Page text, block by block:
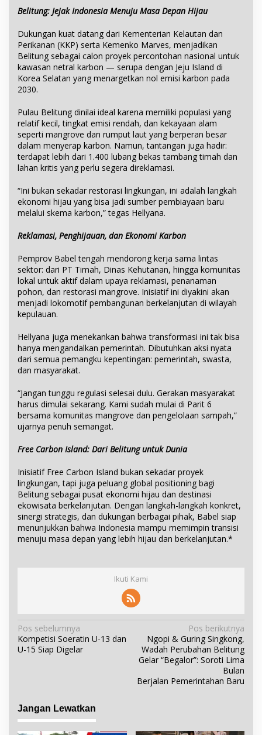
Belitung: Jejak Indonesia Menuju Masa Depan Hijau
Dukungan kuat datang dari Kementerian Kelautan dan
Perikanan (KKP) serta Kemenko Marves, menjadikan
Belitung sebagai calon proyek percontohan nasional untuk
kawasan netral karbon — serupa dengan Jeju Island di
Korea Selatan yang menargetkan nol emisi karbon pada
2030.
Pulau Belitung dinilai ideal karena memiliki populasi yang
relatif kecil, tingkat emisi rendah, dan kekayaan alam
seperti mangrove dan rumput laut yang berperan besar
dalam menyerap karbon. Namun, tantangan juga hadir:
terdapat lebih dari 1.400 lubang bekas tambang timah dan
lahan kritis yang perlu segera direklamasi.
“Ini bukan sekadar restorasi lingkungan, ini adalah langkah
ekonomi hijau yang bisa jadi sumber pembiayaan baru
melalui skema karbon,” tegas Hellyana.
Reklamasi, Penghijauan, dan Ekonomi Karbon
Pemprov Babel tengah mendorong kerja sama lintas
sektor: dari PT Timah, Dinas Kehutanan, hingga komunitas
lokal untuk aktif dalam upaya reklamasi, penanaman
pohon, dan restorasi mangrove. Inisiatif ini diyakini akan
menjadi lokomotif pembangunan berkelanjutan di wilayah
kepulauan.
Hellyana juga menekankan bahwa transformasi ini tak bisa
hanya mengandalkan pemerintah. Dibutuhkan aksi nyata
dari semua pemangku kepentingan: pemerintah, swasta,
dan masyarakat.
“Jangan tunggu regulasi selesai dulu. Gerakan masyarakat
harus dimulai sekarang. Kami sudah mulai di Parit 6
bersama komunitas mangrove dan pengelolaan sampah,”
ujarnya penuh semangat.
Free Carbon Island: Dari Belitung untuk Dunia
Inisiatif Free Carbon Island bukan sekadar proyek
lingkungan, tapi juga peluang global positioning bagi
Belitung sebagai pusat ekonomi hijau dan destinasi
ekowisata berkelanjutan. Dengan langkah-langkah konkret,
sinergi strategis, dan dukungan berbagai pihak, Babel siap
menunjukkan bahwa Indonesia mampu memimpin transisi
menuju masa depan yang lebih hijau dan berkelanjutan.*
Ikuti Kami
N
a
s
i
Pos sebelumnya
Kompetisi Soeratin U-13 dan
U-15 Siap Digelar
Pos berikutnya
Ngopi & Guring Singkong,
Wadah Perubahan Belitung
Gelar “Begalor”: Soroti Lima
Bulan
Berjalan Pemerintahan Baru
Jangan Lewatkan